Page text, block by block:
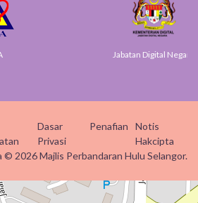
Jabatan Digital Negara
Dasar
Privasi
Penafian
Notis
Hakcipta
© 2026 Majlis Perbandaran Hulu Selangor.